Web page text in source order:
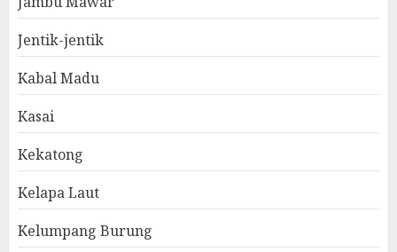
Jentik-jentik
Kabal Madu
Kasai
Kekatong
Kelapa Laut
Kelumpang Burung